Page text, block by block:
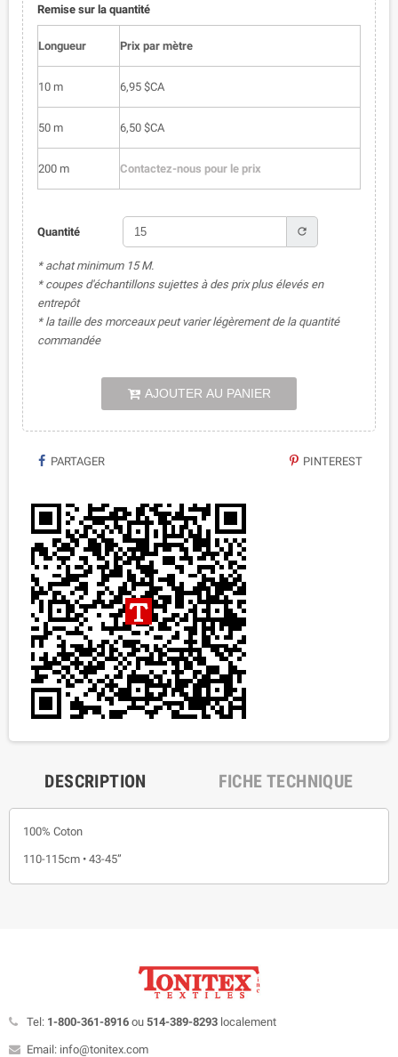
Remise sur la quantité
Longueur Prix par mètre
10 m 6,95 $CA
50 m 6,50 $CA
200 m Contactez-nous pour le prix
Quantité refresh
* achat minimum 15 M.
* coupes d'échantillons sujettes à des prix plus élevés en
entrepôt
* la taille des morceaux peut varier légèrement de la quantité
commandée
AJOUTER AU PANIER
PARTAGER PINTEREST
DESCRIPTION FICHE TECHNIQUE
100% Coton
110-115cm • 43-45”
Tel: 1-800-361-8916 ou 514-389-8293 localement
Email: info@tonitex.com